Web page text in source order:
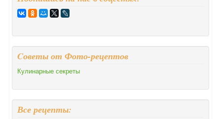
Cоветы от Фото-рецептов
Кулинарные секреты
Все рецепты: